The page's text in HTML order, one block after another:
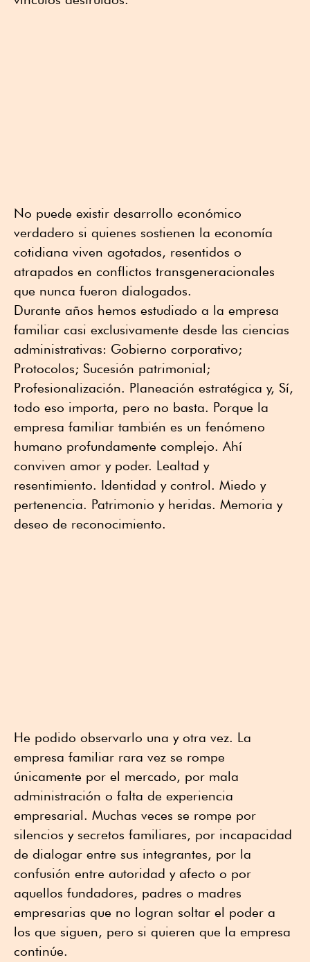
No puede existir desarrollo económico
verdadero si quienes sostienen la economía
cotidiana viven agotados, resentidos o
atrapados en conflictos transgeneracionales
que nunca fueron dialogados.
Durante años hemos estudiado a la empresa
familiar casi exclusivamente desde las ciencias
administrativas: Gobierno corporativo;
Protocolos; Sucesión patrimonial;
Profesionalización. Planeación estratégica y, Sí,
todo eso importa, pero no basta. Porque la
empresa familiar también es un fenómeno
humano profundamente complejo. Ahí
conviven amor y poder. Lealtad y
resentimiento. Identidad y control. Miedo y
pertenencia. Patrimonio y heridas. Memoria y
deseo de reconocimiento.
He podido observarlo una y otra vez. La
empresa familiar rara vez se rompe
únicamente por el mercado, por mala
administración o falta de experiencia
empresarial. Muchas veces se rompe por
silencios y secretos familiares, por incapacidad
de dialogar entre sus integrantes, por la
confusión entre autoridad y afecto o por
aquellos fundadores, padres o madres
empresarias que no logran soltar el poder a
los que siguen, pero si quieren que la empresa
continúe.